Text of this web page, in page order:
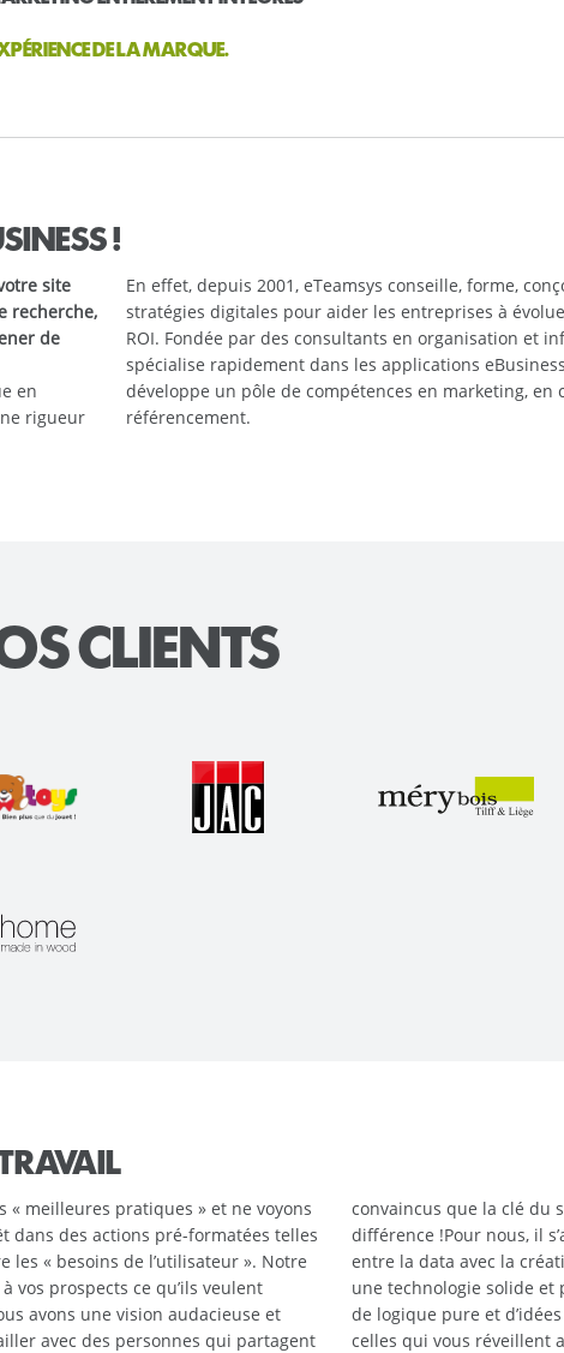
DE LA MARQUE.
!
site
recherche,
de
en
rigueur
En effet, depuis 2001, eTeamsys conseille, forme,
stratégies digitales pour aider les entreprises à
ROI. Fondée par des consultants en organisation et
spécialise rapidement dans les applications
développe un pôle de compétences en marketing, en
référencement.
CLIENTS
« meilleures pratiques » et ne voyons
dans des actions pré-formatées telles
les « besoins de l’utilisateur ». Notre
vos prospects ce qu’ils veulent
avons une vision audacieuse et
avec des personnes qui partagent
convaincus que la clé du
différence !Pour nous, il
entre la data avec la
une technologie solide et
de logique pure et
celles qui vous réveillent